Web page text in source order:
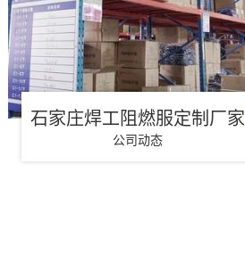
石家庄焊工阻燃服定制厂家
公司动态